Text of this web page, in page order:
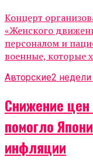
Концерт
«Женского
персоналом и
военные, которые
Авторские2
Снижение цен
помогло
инфляции